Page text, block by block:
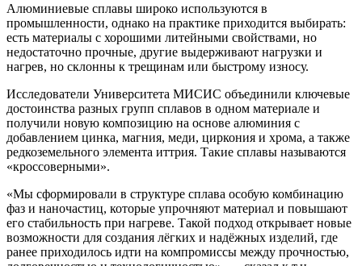
Алюминиевые сплавы широко используются в
промышленности, однако на практике приходится выбирать:
есть материалы с хорошими литейными свойствами, но
недостаточно прочные, другие выдерживают нагрузки и
нагрев, но склонны к трещинам или быстрому износу.
Исследователи Университета МИСИС объединили ключевые
достоинства разных групп сплавов в одном материале и
получили новую композицию на основе алюминия с
добавлением цинка, магния, меди, циркония и хрома, а также
редкоземельного элемента иттрия. Такие сплавы называются
«кроссоверными».
«Мы сформировали в структуре сплава особую комбинацию
фаз и наночастиц, которые упрочняют материал и повышают
его стабильность при нагреве. Такой подход открывает новые
возможности для создания лёгких и надёжных изделий, где
ранее приходилось идти на компромиссы между прочностью,